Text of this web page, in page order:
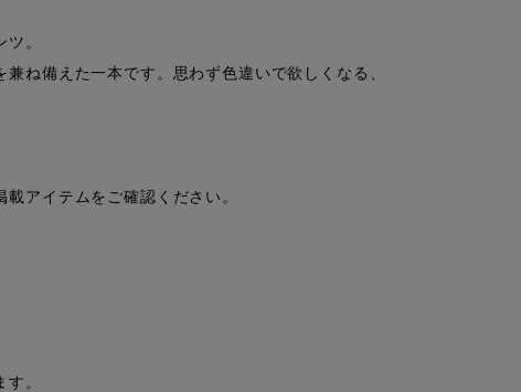
。
ね備えた一本です。思わず色違いで欲しくなる、
アイテムをご確認ください。
。